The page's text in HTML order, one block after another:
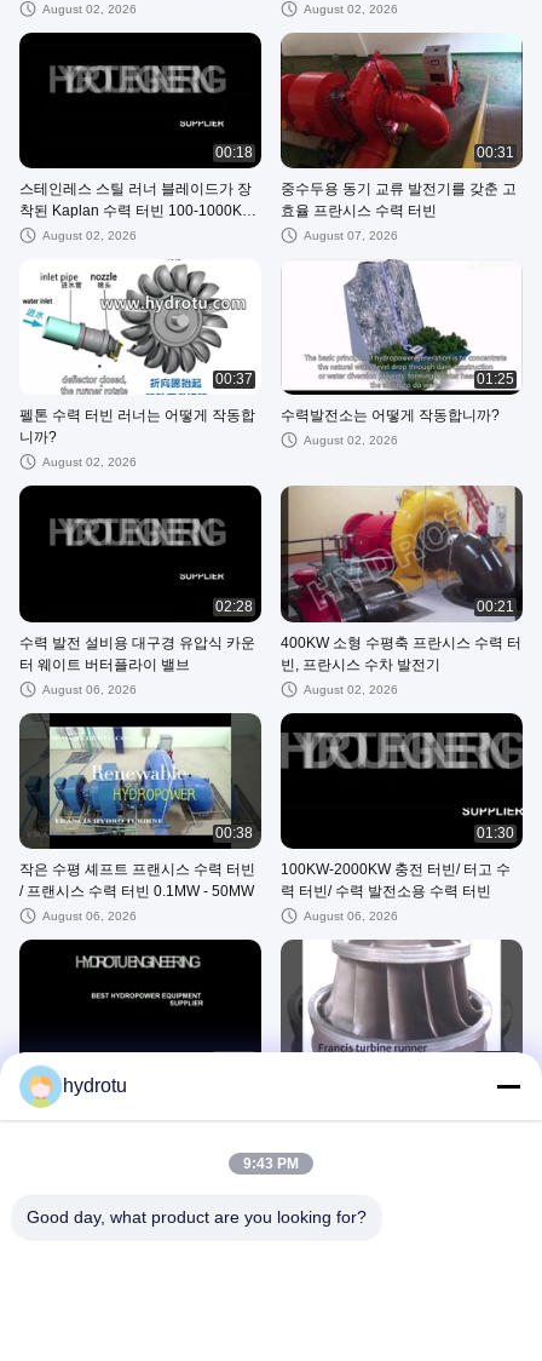
August 02, 2026 August 02, 2026
00:18
스테인레스 스틸 러너 블레이드가 장
착된 Kaplan 수력 터빈 100-1000KW
수력 터빈
August 02, 2026
00:31
중수두용 동기 교류 발전기를 갖춘 고
효율 프란시스 수력 터빈
August 07, 2026
00:37
펠톤 수력 터빈 러너는 어떻게 작동합
니까?
August 02, 2026
01:25
수력발전소는 어떻게 작동합니까?
August 02, 2026
02:28
수력 발전 설비용 대구경 유압식 카운
터 웨이트 버터플라이 밸브
August 06, 2026
00:21
400KW 소형 수평축 프란시스 수력 터
빈, 프란시스 수차 발전기
August 02, 2026
00:38
작은 수평 셰프트 프랜시스 수력 터빈
/ 프랜시스 수력 터빈 0.1MW - 50MW
August 06, 2026
01:30
100KW-2000KW 충전 터빈/ 터고 수
력 터빈/ 수력 발전소용 수력 터빈
August 06, 2026
수력발전 터빈 발전기 제조업체
July 25, 2026
발전기
hydrotu
9:43 PM
Good day, what product are you looking for?